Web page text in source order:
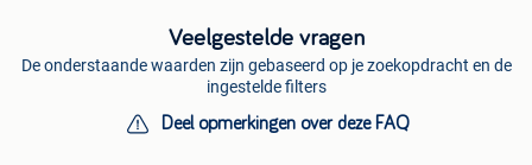
Veelgestelde vragen
De onderstaande waarden zijn gebaseerd op je zoekopdracht en de
ingestelde filters
Deel opmerkingen over deze FAQ